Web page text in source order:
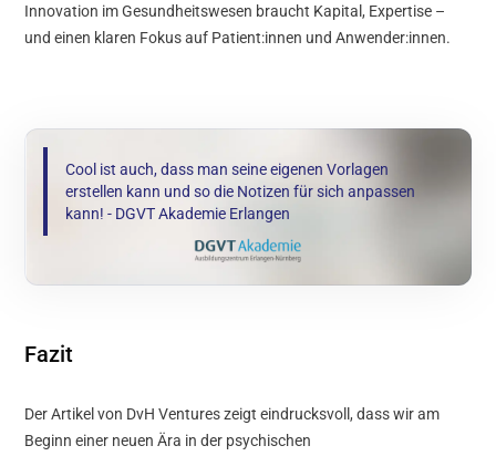
Innovation im Gesundheitswesen braucht Kapital, Expertise –
und einen klaren Fokus auf Patient:innen und Anwender:innen.
Cool ist auch, dass man seine eigenen Vorlagen
erstellen kann und so die Notizen für sich anpassen
kann! - DGVT Akademie Erlangen
Fazit
Der Artikel von DvH Ventures zeigt eindrucksvoll, dass wir am
Beginn einer neuen Ära in der psychischen